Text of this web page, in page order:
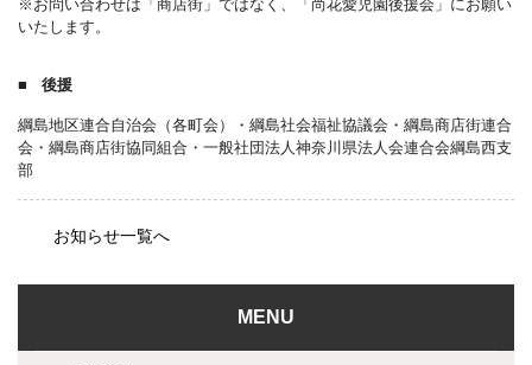
※お問い合わせは「商店街」ではなく、「尚花愛児園後援会」にお願い
いたします。
後援
綱島地区連合自治会（各町会）・綱島社会福祉協議会・綱島商店街連合
会・綱島商店街協同組合・一般社団法人神奈川県法人会連合会綱島西支
部
お知らせ一覧へ
MENU